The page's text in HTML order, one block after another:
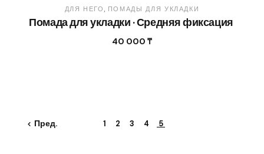
ДЛЯ НЕГО ПОМАДЫ ДЛЯ УКЛАДКИ
Помада для укладки · Средняя фиксация
40 000 ₸
Пред. 1 2 3 4 5